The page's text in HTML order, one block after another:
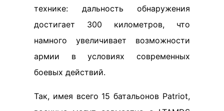
технике: дальность обнаружения
достигает 300 километров, что
намного увеличивает возможности
армии в условиях современных
боевых действий.
Так, имея всего 15 батальонов Patriot,